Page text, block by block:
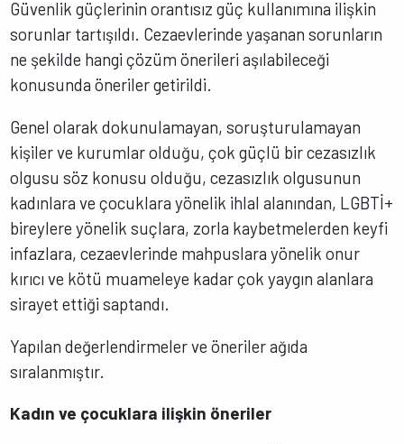
Güvenlik güçlerinin orantısız güç kullanımına ilişkin
sorunlar tartışıldı. Cezaevlerinde yaşanan sorunların
ne şekilde hangi çözüm önerileri aşılabileceği
konusunda öneriler getirildi.
Genel olarak dokunulamayan, soruşturulamayan
kişiler ve kurumlar olduğu, çok güçlü bir cezasızlık
olgusu söz konusu olduğu, cezasızlık olgusunun
kadınlara ve çocuklara yönelik ihlal alanından, LGBTİ+
bireylere yönelik suçlara, zorla kaybetmelerden keyfi
infazlara, cezaevlerinde mahpuslara yönelik onur
kırıcı ve kötü muameleye kadar çok yaygın alanlara
sirayet ettiği saptandı.
Yapılan değerlendirmeler ve öneriler ağıda
sıralanmıştır.
Kadın ve çocuklara ilişkin öneriler